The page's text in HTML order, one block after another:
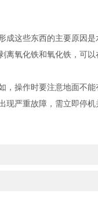
这些东西的主要原因
氧化铁和氧化铁，可以
，操作时要注意地面不
严重故障，需立即停机